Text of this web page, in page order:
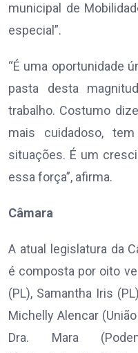
municipal de
especial”.
“É uma oportunidade
pasta desta
trabalho. Costumo
mais cuidadoso,
situações. É um
essa força”, afirma.
Câmara
A atual legislatura da
é composta por oito
(PL), Samantha Iris
Michelly Alencar
Dra. Mara